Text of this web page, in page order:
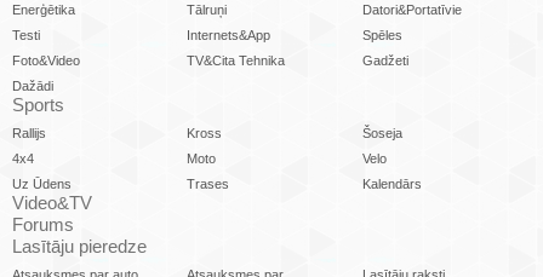
Enerģētika Tālruņi
Datori&Portatīvie
Testi
Internets&App
Spēles
Foto&Video
TV&Cita Tehnika
Gadžeti
Dažādi
Sports
Rallijs Kross
Šoseja
4x4
Moto
Velo
Uz Ūdens
Trases Kalendārs
Video&TV
Forums
Lasītāju pieredze
Atsauksmes par auto
Atsauksmes par
Lasītāju raksti